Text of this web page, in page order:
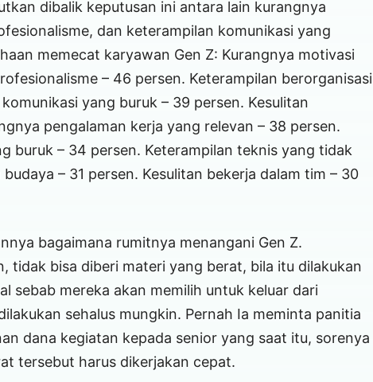
dibalik keputusan ini antara lain kurangnya
dan keterampilan komunikasi yang
memecat karyawan Gen Z: Kurangnya motivasi
– 46 persen. Keterampilan berorganisasi
yang buruk – 39 persen. Kesulitan
pengalaman kerja yang relevan – 38 persen.
buruk – 34 persen. Keterampilan teknis yang tidak
– 31 persen. Kesulitan bekerja dalam tim – 30
bagaimana rumitnya menangani Gen Z.
tidak bisa diberi materi yang berat, bila itu dilakukan
sebab mereka akan memilih untuk keluar dari
sehalus mungkin. Pernah Ia meminta panitia
dana kegiatan kepada senior yang saat itu, sorenya
tersebut harus dikerjakan cepat.